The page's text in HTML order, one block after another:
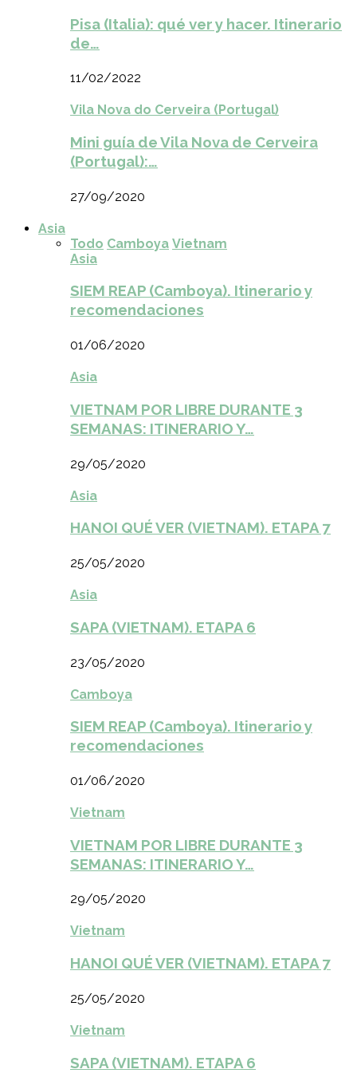
Pisa (Italia): qué ver y hacer. Itinerario
de…
11/02/2022
Vila Nova do Cerveira (Portugal)
Mini guía de Vila Nova de Cerveira
(Portugal):…
27/09/2020
Asia
Todo Camboya Vietnam
Asia
SIEM REAP (Camboya). Itinerario y
recomendaciones
01/06/2020
Asia
VIETNAM POR LIBRE DURANTE 3
SEMANAS: ITINERARIO Y…
29/05/2020
Asia
HANOI QUÉ VER (VIETNAM). ETAPA 7
25/05/2020
Asia
SAPA (VIETNAM). ETAPA 6
23/05/2020
Camboya
SIEM REAP (Camboya). Itinerario y
recomendaciones
01/06/2020
Vietnam
VIETNAM POR LIBRE DURANTE 3
SEMANAS: ITINERARIO Y…
29/05/2020
Vietnam
HANOI QUÉ VER (VIETNAM). ETAPA 7
25/05/2020
Vietnam
SAPA (VIETNAM). ETAPA 6